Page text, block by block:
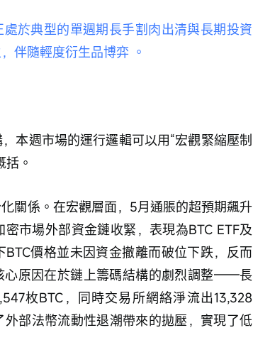
於典型的單週期長手割肉出清與長期投資
伴隨輕度衍生品博弈 。
本週市場的運行邏輯可以用“宏觀緊縮壓制
。
關係。在宏觀層面，5月通脹的超預期飆升
市場外部資金鏈收緊，表現為BTC ETF及
價格並未因資金撤離而破位下跌，反而
心原因在於鏈上籌碼結構的劇烈調整——長
枚BTC，同時交易所網絡淨流出13,328
部法幣流動性退潮帶來的拋壓，實現了低